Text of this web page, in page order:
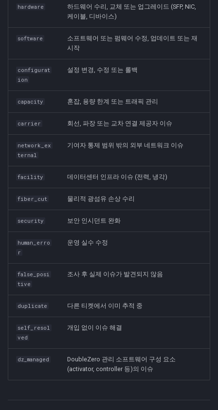
hardware
하드웨어 수리, 교체 또는 업그레이드 (SFP, NIC,
케이블, 디바이스)
software
소프트웨어 또는 펌웨어 수정, 업데이트 또는 재
시작
configurat
ion
설정 변경, 수정 또는 롤백
capacity 혼잡, 용량 한계 또는 트래픽 관리
carrier 회선, 파장 또는 교차 연결 제공자 이슈
network_ex
ternal
기여자 통제 범위 밖의 외부 네트워크 이슈
facility 데이터센터 인프라 이슈 (전력, 냉각)
fiber_cut 물리적 광섬유 손상 수리
security 보안 인시던트 완화
human_erro
r
운영 실수 수정
false_posi
tive
조사 후 실제 이슈가 발견되지 않음
duplicate 다른 티켓에서 이미 추적 중
self_resol
ved
개입 없이 이슈 해결
dz_managed
DoubleZero 관리 소프트웨어 구성 요소
(activator, controller 등)의 이슈